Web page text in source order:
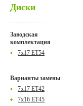
Диски
Заводская
комплектация
7x17 ET54
Варианты замены
7x17 ET42
7x16 ET45